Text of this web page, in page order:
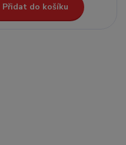
Přidat do košíku